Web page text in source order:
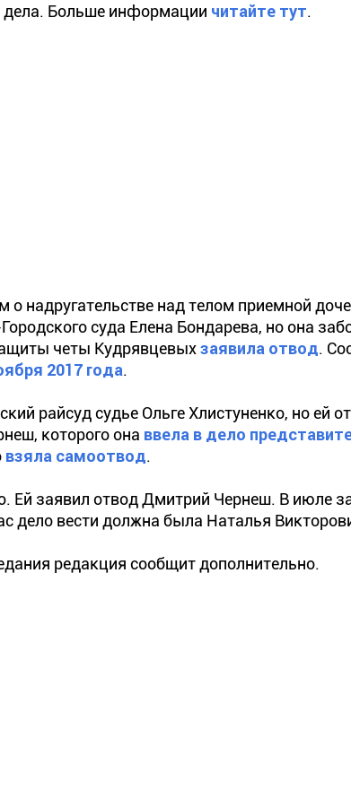
Больше информации читайте тут.
надругательстве над телом приемной
суда Елена Бондарева, но она
четы Кудрявцевыхзаявила отвод.
2017 года.
райсуд судье Ольге Хлистуненко, но ей
которого она ввела в дело
взяла самоотвод.
Ей заявил отвод Дмитрий Чернеш. В июле
дело вести должна была Наталья
редакция сообщит дополнительно.